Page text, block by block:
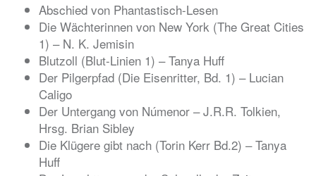
Abschied von Phantastisch-Lesen
Die Wächterinnen von New York (The Great Cities
1) – N. K. Jemisin
Blutzoll (Blut-Linien 1) – Tanya Huff
Der Pilgerpfad (Die Eisenritter, Bd. 1) – Lucian
Caligo
Der Untergang von Númenor – J.R.R. Tolkien,
Hrsg. Brian Sibley
Die Klügere gibt nach (Torin Kerr Bd.2) – Tanya
Huff